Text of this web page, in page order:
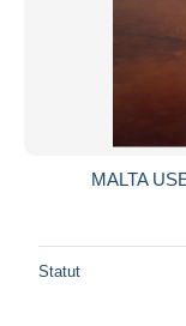
MALTA
Statut